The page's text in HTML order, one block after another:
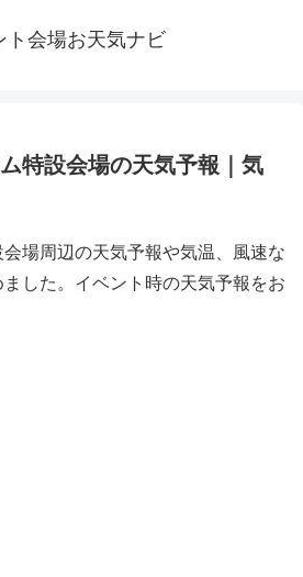
ト会場お天気ナビ
特設会場の天気予報｜気
場周辺の天気予報や気温、風速な
した。イベント時の天気予報をお